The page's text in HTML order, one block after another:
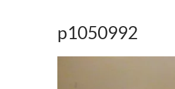
p1050992